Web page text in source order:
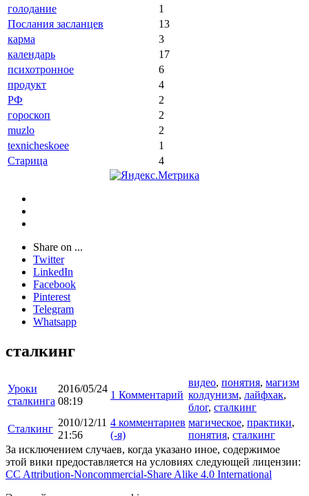
голодание
1
Послания засланцев
13
карма
3
календарь
17
психотронное
6
продукт
4
РФ
2
гороскоп
2
muzlo
2
texnicheskoee
1
Старица
4
Share on ...
Twitter
LinkedIn
Facebook
Pinterest
Telegram
Whatsapp
сталкинг
Уроки
сталкинга
2016/05/24
08:19
1 Комментарий
видео, понятия, магизм
колдунизм, лайфхак,
блог, сталкинг
Сталкинг
2010/12/11
21:56
4 комментариев
(-я)
магическое, практики,
понятия, сталкинг
За исключением случаев, когда указано иное, содержимое
этой вики предоставляется на условиях следующей лицензии:
CC Attribution-Noncommercial-Share Alike 4.0 International